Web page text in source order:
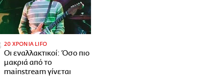
20 ΧΡΟΝΙΑ LIFO
Οι εναλλακτικοί: Όσο πιο
μακριά από το
mainstream γίνεται